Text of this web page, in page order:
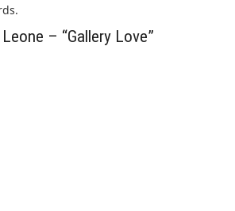
– “Gallery Love”